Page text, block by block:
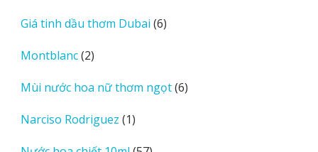
Giá tinh dầu thơm Dubai 66
Montblanc 22
phẩm
Mùi nước hoa nữ thơm ngọt 66
Narciso Rodriguez 11